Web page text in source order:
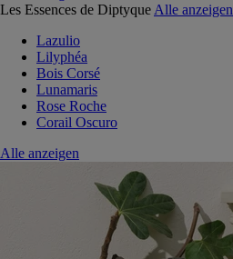
Les Essences de Diptyque Alle anzeigen
Lazulio
Lilyphéa
Bois Corsé
Lunamaris
Rose Roche
Corail Oscuro
Alle anzeigen